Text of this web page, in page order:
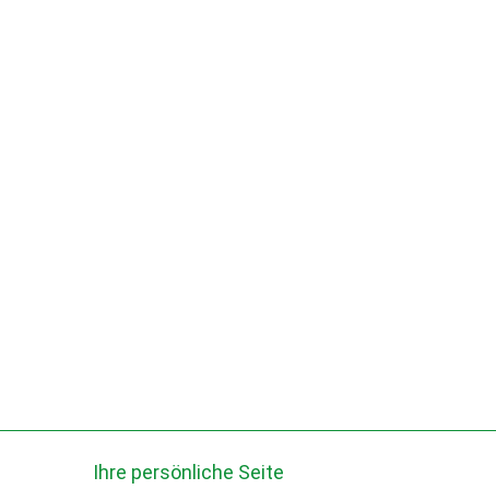
Ihre persönliche Seite